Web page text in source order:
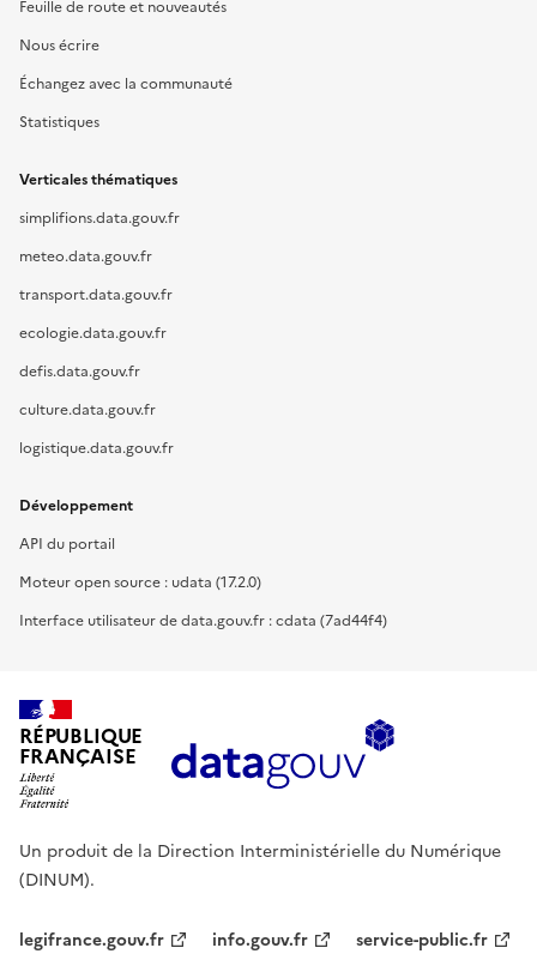
Feuille de route et nouveautés
Nous écrire
Échangez avec la communauté
Statistiques
Verticales thématiques
simplifions.data.gouv.fr
meteo.data.gouv.fr
transport.data.gouv.fr
ecologie.data.gouv.fr
defis.data.gouv.fr
culture.data.gouv.fr
logistique.data.gouv.fr
Développement
API du portail
Moteur open source : udata (17.2.0)
Interface utilisateur de data.gouv.fr : cdata (7ad44f4)
RÉPUBLIQUE
FRANÇAISE
Un produit de la Direction Interministérielle du Numérique
(DINUM).
legifrance.gouv.fr info.gouv.fr service-public.fr